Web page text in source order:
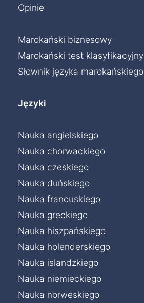
Opinie
Marokański biznesowy
Marokański test klasyfikacyjny
Słownik języka marokańskiego
Języki
Nauka angielskiego
Nauka chorwackiego
Nauka czeskiego
Nauka duńskiego
Nauka francuskiego
Nauka greckiego
Nauka hiszpańskiego
Nauka holenderskiego
Nauka islandzkiego
Nauka niemieckiego
Nauka norweskiego